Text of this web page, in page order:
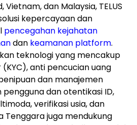
Vietnam, dan Malaysia, TELUS
kepercayaan dan
pencegahan kejahatan
dan keamanan platform.
teknologi yang mencakup
anti pencucian uang
dan manajemen
dan otentikasi ID,
verifikasi usia, dan
Tenggara juga mendukung